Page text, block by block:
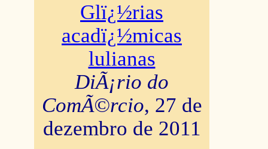
Glï¿½rias
acadï¿½micas
lulianas
DiÃ¡rio do
ComÃ©rcio, 27 de
dezembro de 2011